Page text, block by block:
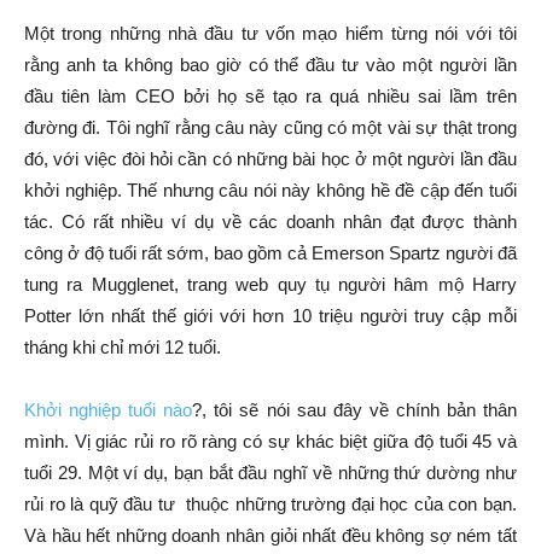
Một trong những nhà đầu tư vốn mạo hiểm từng nói với tôi
rằng anh ta không bao giờ có thể đầu tư vào một người lần
đầu tiên làm CEO bởi họ sẽ tạo ra quá nhiều sai lầm trên
đường đi. Tôi nghĩ rằng câu này cũng có một vài sự thật trong
đó, với việc đòi hỏi cần có những bài học ở một người lần đầu
khởi nghiệp. Thế nhưng câu nói này không hề đề cập đến tuổi
tác. Có rất nhiều ví dụ về các doanh nhân đạt được thành
công ở độ tuổi rất sớm, bao gồm cả Emerson Spartz người đã
tung ra Mugglenet, trang web quy tụ người hâm mộ Harry
Potter lớn nhất thế giới với hơn 10 triệu người truy cập mỗi
tháng khi chỉ mới 12 tuổi.
Khởi nghiệp tuổi nào?, tôi sẽ nói sau đây về chính bản thân
mình. Vị giác rủi ro rõ ràng có sự khác biệt giữa độ tuổi 45 và
tuổi 29. Một ví dụ, bạn bắt đầu nghĩ về những thứ dường như
rủi ro là quỹ đầu tư thuộc những trường đại học của con bạn.
Và hầu hết những doanh nhân giỏi nhất đều không sợ ném tất